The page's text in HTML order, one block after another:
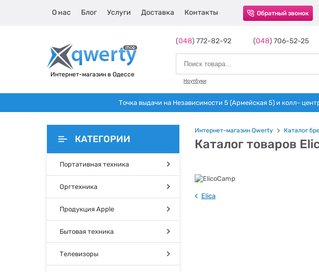
О нас Блог Услуги Доставка Контакты Обратный звонок
Интернет-магазин в Одессе
(048) 772-82-92 (048) 706-52-25
Ноутбуки
Точка выдачи на Независимости 5 (Армейская 5) и колл-
КАТЕГОРИИ
Портативная техника
Оргтехника
Продукция Apple
Бытовая техника
Телевизоры
Интернет-магазин Qwerty Каталог
Каталог товаров
Elica